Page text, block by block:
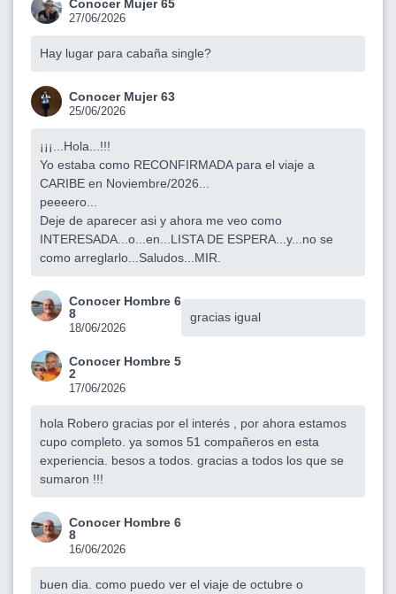
Conocer Mujer 65
27/06/2026
Hay lugar para cabaña single?
Conocer Mujer 63
25/06/2026
¡¡¡...Hola...!!!
Yo estaba como RECONFIRMADA para el viaje a
CARIBE en Noviembre/2026...
peeeero...
Deje de aparecer asi y ahora me veo como
INTERESADA...o...en...LISTA DE ESPERA...y...no se
como arreglarlo...Saludos...MIR.
Conocer Hombre 6
8
18/06/2026
gracias igual
Conocer Hombre 5
2
17/06/2026
hola Robero gracias por el interés , por ahora estamos
cupo completo. ya somos 51 compañeros en esta
experiencia. besos a todos. gracias a todos los que se
sumaron !!!
Conocer Hombre 6
8
16/06/2026
buen dia. como puedo ver el viaje de octubre o